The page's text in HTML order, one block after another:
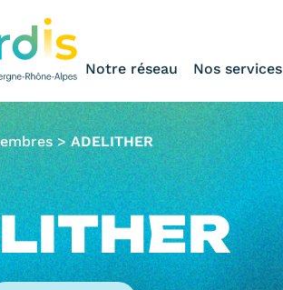
Notre réseau Nos services
>ADELITHER